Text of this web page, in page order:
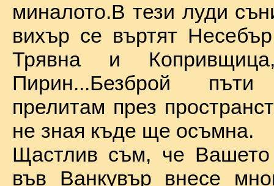
миналото.В тези луди
вихър се въртят
Трявна и
Пирин...Безброй
прелитам през
не зная къде ще осъмна.
Щастлив съм, че Вашето
във Ванкувър внесе